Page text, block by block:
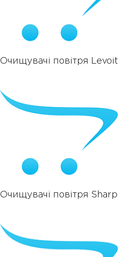
Очищувачі повітря Levoit
Очищувачі повітря Sharp